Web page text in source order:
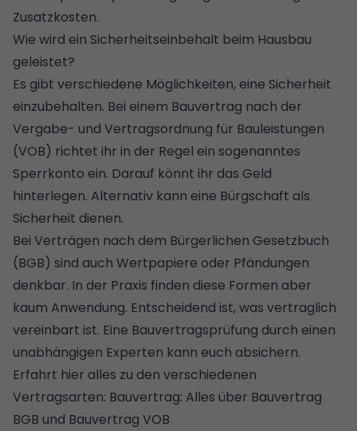
Zusatzkosten.
Wie wird ein Sicherheitseinbehalt beim Hausbau
geleistet?
Es gibt verschiedene Möglichkeiten, eine Sicherheit
einzubehalten. Bei einem Bauvertrag nach der
Vergabe- und Vertragsordnung für Bauleistungen
(VOB) richtet ihr in der Regel ein sogenanntes
Sperrkonto ein. Darauf könnt ihr das Geld
hinterlegen. Alternativ kann eine Bürgschaft als
Sicherheit dienen.
Bei Verträgen nach dem Bürgerlichen Gesetzbuch
(BGB) sind auch Wertpapiere oder Pfändungen
denkbar. In der Praxis finden diese Formen aber
kaum Anwendung. Entscheidend ist, was vertraglich
vereinbart ist. Eine Bauvertragsprüfung durch einen
unabhängigen Experten kann euch absichern.
Erfahrt hier alles zu den verschiedenen
Vertragsarten: Bauvertrag: Alles über Bauvertrag
BGB und Bauvertrag VOB